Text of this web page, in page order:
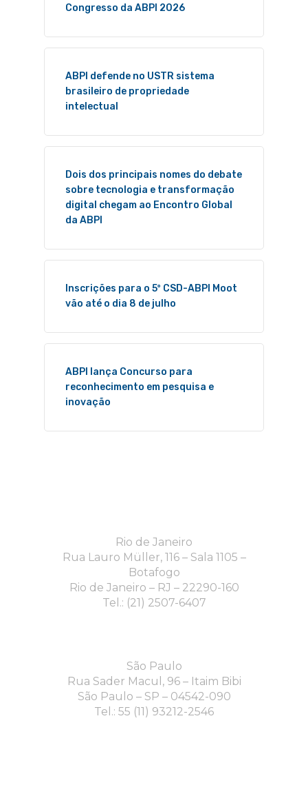
Congresso da ABPI 2026
ABPI defende no USTR sistema
brasileiro de propriedade
intelectual
Dois dos principais nomes do debate
sobre tecnologia e transformação
digital chegam ao Encontro Global
da ABPI
Inscrições para o 5º CSD-ABPI Moot
vão até o dia 8 de julho
ABPI lança Concurso para
reconhecimento em pesquisa e
inovação
Rio de Janeiro
Rua Lauro Müller, 116 – Sala 1105 –
Botafogo
Rio de Janeiro – RJ – 22290-160
Tel.: (21) 2507-6407
São Paulo
Rua Sader Macul, 96 – Itaim Bibi
São Paulo – SP – 04542-090
Tel.: 55 (11) 93212-2546